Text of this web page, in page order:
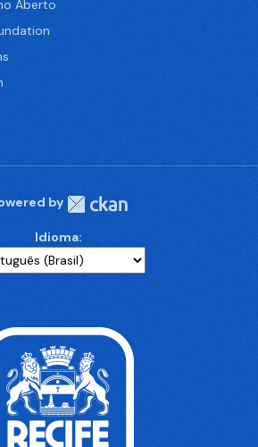
Aberto
by
Idioma